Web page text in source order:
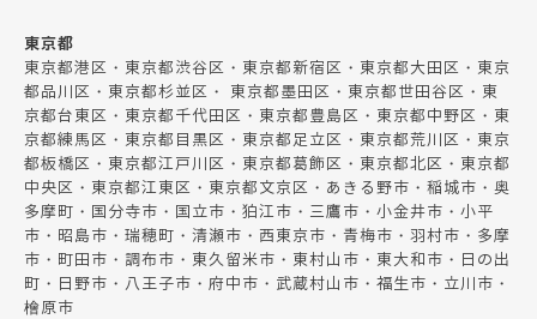
東京都
東京都港区・東京都渋谷区・東京都新宿区・東京都大田区・東京
都品川区・東京都杉並区・ 東京都墨田区・東京都世田谷区・東
京都台東区・東京都千代田区・東京都豊島区・東京都中野区・東
京都練馬区・東京都目黒区・東京都足立区・東京都荒川区・東京
都板橋区・東京都江戸川区・東京都葛飾区・東京都北区・東京都
中央区・東京都江東区・東京都文京区・あきる野市・稲城市・奥
多摩町・国分寺市・国立市・狛江市・三鷹市・小金井市・小平
市・昭島市・瑞穂町・清瀬市・西東京市・青梅市・羽村市・多摩
市・町田市・調布市・東久留米市・東村山市・東大和市・日の出
町・日野市・八王子市・府中市・武蔵村山市・福生市・立川市・
檜原市